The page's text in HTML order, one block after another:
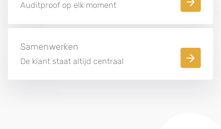
Auditproof op elk moment
Samenwerken
De klant staat altijd centraal